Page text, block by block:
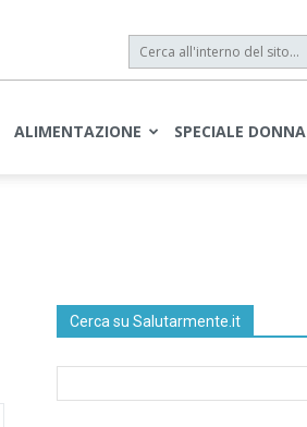
ALIMENTAZIONE SPECIALE DONNA
Cerca su Salutarmente.it